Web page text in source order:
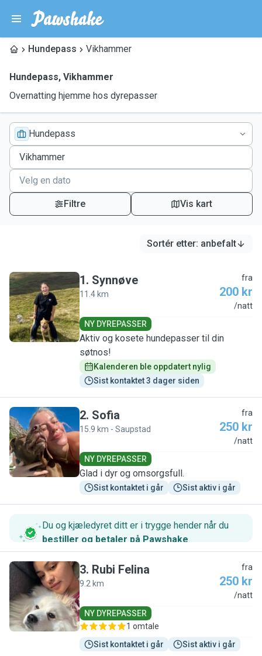
Hundepass Vikhammer
Hundepass, Vikhammer
Overnatting hjemme hos dyrepasser
Hundepass
Filtre Vis kart
Sortér etter: anbefalt
S
1. Synnøve
11.4 km
fra
200 kr
/natt
NY DYREPASSER
Aktiv og kosete hundepasser til din
søtnos!
Kalenderen ble oppdatert nylig
Sist kontaktet 3 dager siden
S
2. Sofia
15.9 km - Saupstad
fra
250 kr
/natt
NY DYREPASSER
Glad i dyr og omsorgsfull.
Sist kontaktet i går Sist aktiv i går
Du og kjæledyret ditt er i trygge hender når du
bestiller og betaler på Pawshake.
R
3. Rubi Felina
9.2 km
fra
250 kr
/natt
NY DYREPASSER
1 omtale
Sist kontaktet i går
Sist aktiv i går